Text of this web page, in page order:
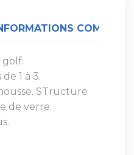
golf.
1 à 3.
STructure
de verre.